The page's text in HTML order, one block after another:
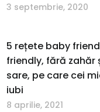
3 septembrie, 2020
5 rețete baby
friendly, fără zahăr
sare, pe care cei
iubi
8 aprilie, 2021